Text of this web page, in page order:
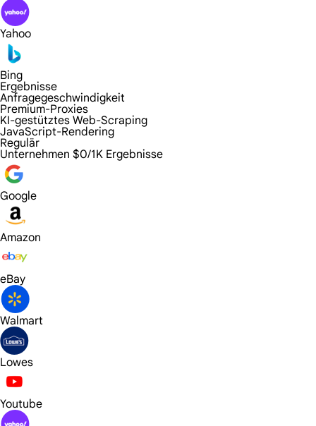
Yahoo
Bing
Ergebnisse
Anfragegeschwindigkeit
Premium-Proxies
KI-gestütztes Web-Scraping
JavaScript-Rendering
Regulär
Unternehmen $0/1K Ergebnisse
Google
Amazon
eBay
Walmart
Lowes
Youtube